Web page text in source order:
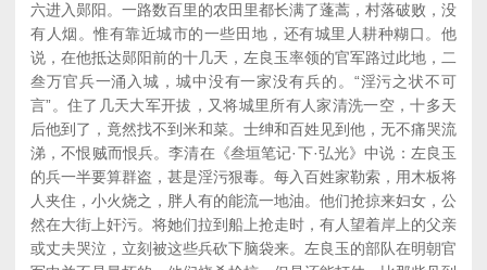
六进入郧阳。一路数百里的农田里都长满了蓬蒿，村落破败，没
有人烟。惟有靠近城市的一些田地，还有城里人耕种糊口。他
说，在他抵达郧阳前的十几天，左良玉率领的官军路过此地，二
叁万官兵一涌入城，城中没有一家没有兵的。“淫污之状不可
言”。住了几天大军开拔，又将城里所有人家清洗一空，十多天
后他到了，竟然找不到米和菜。士绅和百姓见到他，无不痛哭流
涕，不恨贼而恨兵。李清在《叁垣笔记·下·弘光》中说：左良玉
的兵一半要算群盗，甚是淫污狠毒。每入百姓家勒索，用木板将
人夹住，小火烧之，胖人有的能流一地油。他们抢掠来妇女，公
然在大街上奸污。将她们拉到船上抢走时，有人望着岸上的父亲
或丈夫哭泣，立刻被这些兵砍下脑袋来。左良玉的部队在明朝官